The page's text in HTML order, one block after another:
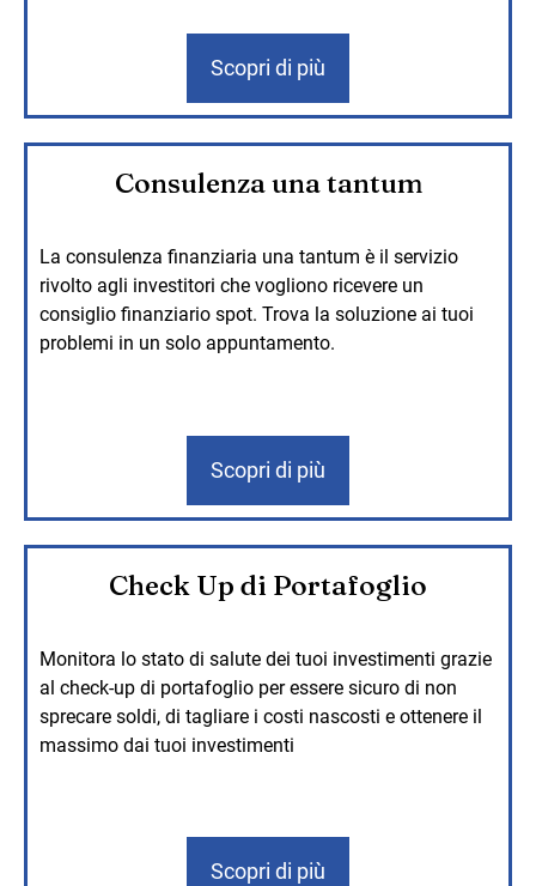
Scopri di più
Consulenza una tantum
La consulenza finanziaria una tantum è il servizio
rivolto agli investitori che vogliono ricevere un
consiglio finanziario spot. Trova la soluzione ai tuoi
problemi in un solo appuntamento.
Scopri di più
Check Up di Portafoglio
Monitora lo stato di salute dei tuoi investimenti grazie
al check-up di portafoglio per essere sicuro di non
sprecare soldi, di tagliare i costi nascosti e ottenere il
massimo dai tuoi investimenti
Scopri di più